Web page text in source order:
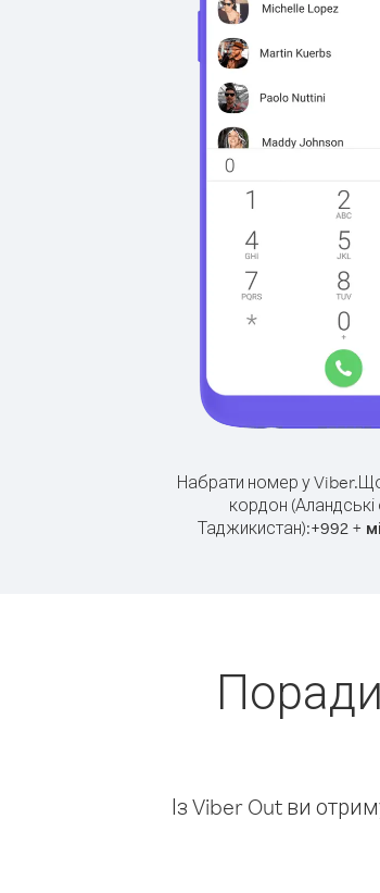
Набрати номер у Viber.
кордон
Таджикистан):+992+
Із Viber Out ви